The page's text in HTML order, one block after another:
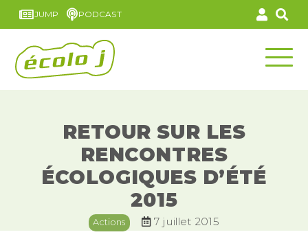
JUMP PODCAST
RETOUR SUR LES
RENCONTRES
ÉCOLOGIQUES D’ÉTÉ
2015
Actions 7 juillet 2015